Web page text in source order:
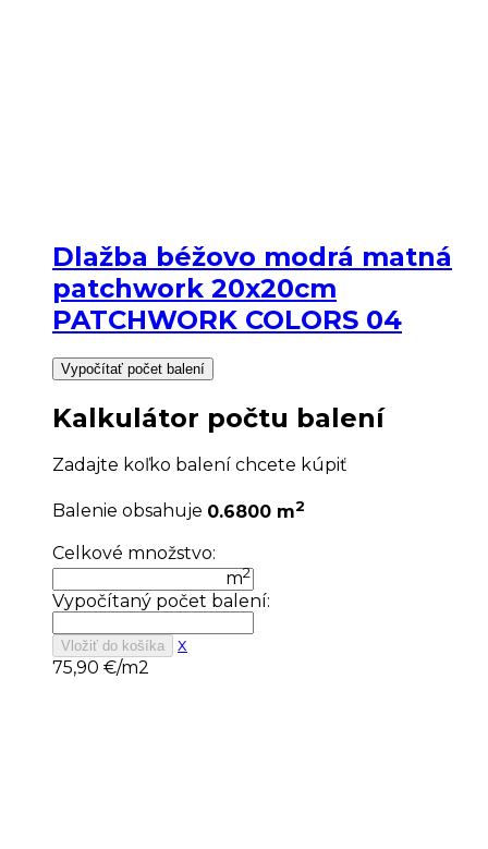
Dlažba béžovo modrá matná
patchwork 20x20cm
PATCHWORK COLORS 04
Vypočítať počet balení
Kalkulátor počtu balení
Zadajte koľko balení chcete kúpiť
Balenie obsahuje 0.6800 m2
Celkové množstvo:
m2
Vypočítaný počet balení:
Vložiť do košíka
x
75,90 €/m2